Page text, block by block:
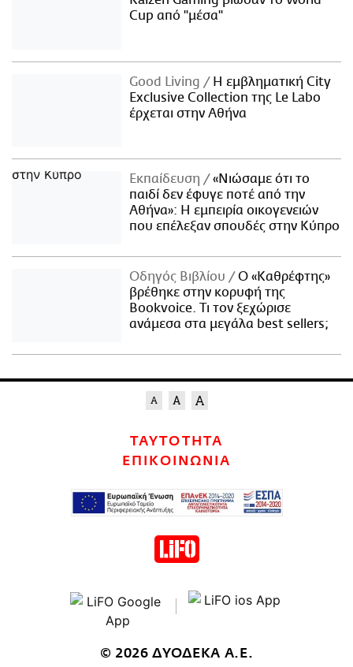
Cup από "μέσα"
Good Living
Η εμβληματική City
Exclusive Collection της Le Labo
έρχεται στην Αθήνα
Εκπαίδευση
«Νιώσαμε ότι το
παιδί δεν έφυγε ποτέ από την
Αθήνα»: Η εμπειρία οικογενειών
που επέλεξαν σπουδές στην Κύπρο
Οδηγός Βιβλίου
Ο «Καθρέφτης»
βρέθηκε στην κορυφή της
Bookvoice. Τι τον ξεχώρισε
ανάμεσα στα μεγάλα best sellers;
ΤΑΥΤΟΤΗΤΑ
ΕΠΙΚΟΙΝΩΝΙΑ
© 2026 ΔΥΟΔΕΚΑ Α.Ε.